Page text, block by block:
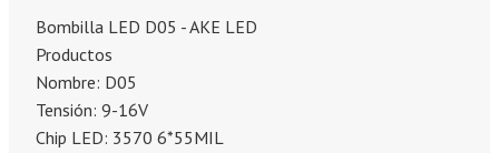
Bombilla LED D05 - AKE LED
Productos
Nombre: D05
Tensión: 9-16V
Chip LED: 3570 6*55MIL